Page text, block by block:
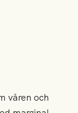
våren och